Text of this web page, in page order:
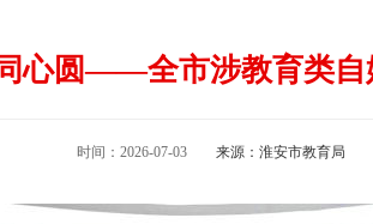
心圆——全市涉教育类自
时间：2026-07-03 来源：淮安市教育局